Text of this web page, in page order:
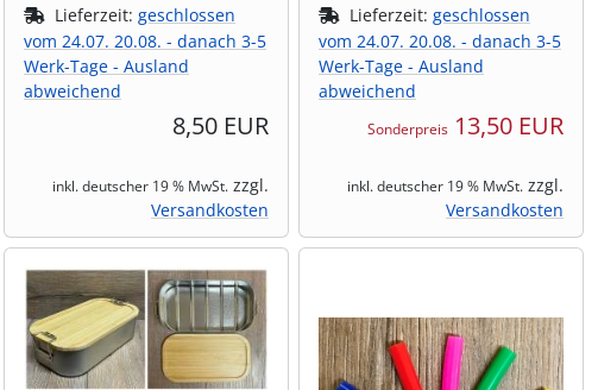
Lieferzeit: geschlossen
vom 24.07. 20.08. - danach 3-5
Werk-Tage - Ausland
abweichend
8,50 EUR
inkl. deutscher 19 % MwSt. zzgl.
Versandkosten
Lieferzeit: geschlossen
vom 24.07. 20.08. - danach 3-5
Werk-Tage - Ausland
abweichend
Sonderpreis 13,50 EUR
inkl. deutscher 19 % MwSt. zzgl.
Versandkosten